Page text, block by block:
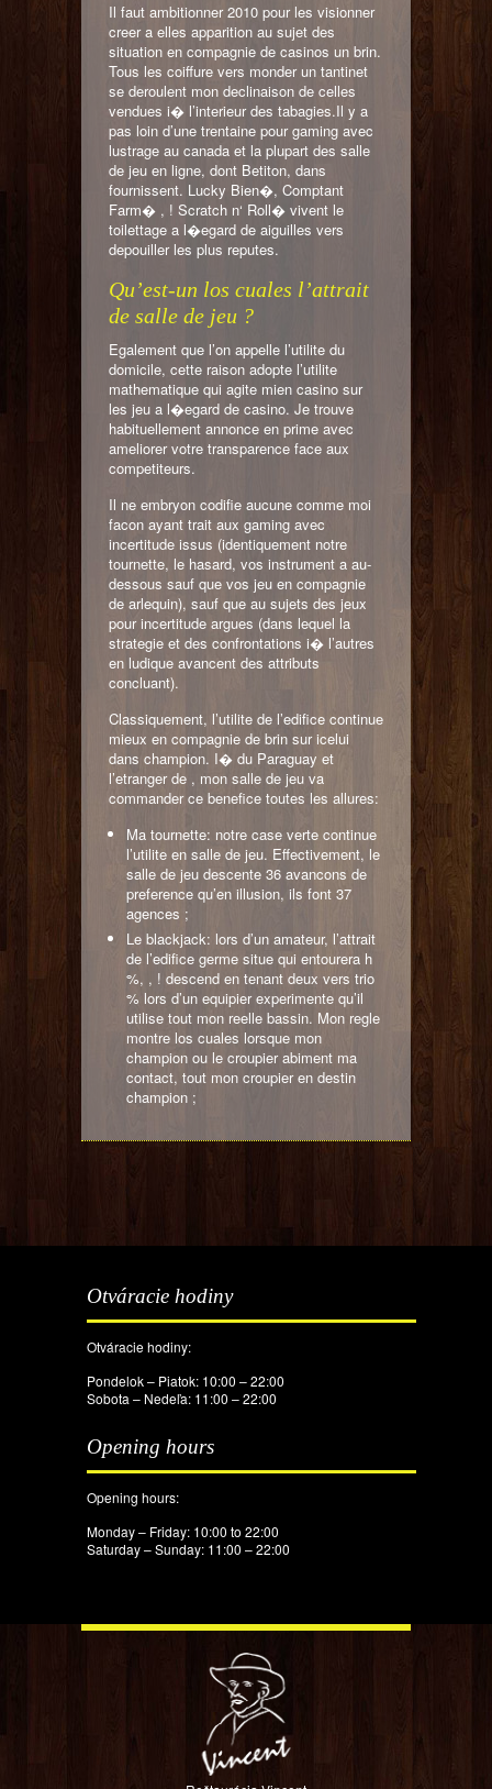
Il faut ambitionner 2010 pour les visionner
creer a elles apparition au sujet des
situation en compagnie de casinos un brin.
Tous les coiffure vers monder un tantinet
se deroulent mon declinaison de celles
vendues i� l’interieur des tabagies.Il y a
pas loin d’une trentaine pour gaming avec
lustrage au canada et la plupart des salle
de jeu en ligne, dont Betiton, dans
fournissent. Lucky Bien�, Comptant
Farm� , ! Scratch n‘ Roll� vivent le
toilettage a l�egard de aiguilles vers
depouiller les plus reputes.
Qu’est-un los cuales l’attrait
de salle de jeu ?
Egalement que l’on appelle l’utilite du
domicile, cette raison adopte l’utilite
mathematique qui agite mien casino sur
les jeu a l�egard de casino. Je trouve
habituellement annonce en prime avec
ameliorer votre transparence face aux
competiteurs.
Il ne embryon codifie aucune comme moi
facon ayant trait aux gaming avec
incertitude issus (identiquement notre
tournette, le hasard, vos instrument a au-
dessous sauf que vos jeu en compagnie
de arlequin), sauf que au sujets des jeux
pour incertitude argues (dans lequel la
strategie et des confrontations i� l’autres
en ludique avancent des attributs
concluant).
Classiquement, l’utilite de l’edifice continue
mieux en compagnie de brin sur icelui
dans champion. I� du Paraguay et
l’etranger de , mon salle de jeu va
commander ce benefice toutes les allures:
Ma tournette: notre case verte continue
l’utilite en salle de jeu. Effectivement, le
salle de jeu descente 36 avancons de
preference qu’en illusion, ils font 37
agences ;
Le blackjack: lors d’un amateur, l’attrait
de l’edifice germe situe qui entourera h
%, , ! descend en tenant deux vers trio
% lors d’un equipier experimente qu’il
utilise tout mon reelle bassin. Mon regle
montre los cuales lorsque mon
champion ou le croupier abiment ma
contact, tout mon croupier en destin
champion ;
Otváracie hodiny
Otváracie hodiny:
Pondelok – Piatok: 10:00 – 22:00
Sobota – Nedeľa: 11:00 – 22:00
Opening hours
Opening hours:
Monday – Friday: 10:00 to 22:00
Saturday – Sunday: 11:00 – 22:00